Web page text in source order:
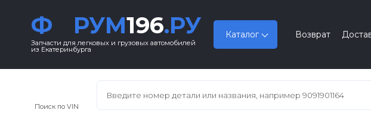
Ф РУМ196.РУ
Запчасти для легковых и грузовых автомобилей
из Екатеринбурга
Каталог Возврат
Поиск по VIN